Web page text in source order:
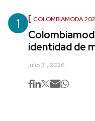
1 COLOMBIAMODA
identidad de
julio 31, 2026